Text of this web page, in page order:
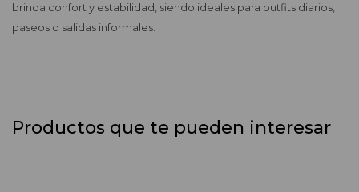
brinda confort y estabilidad, siendo ideales para outfits diarios,
paseos o salidas informales.
Productos que te pueden interesar